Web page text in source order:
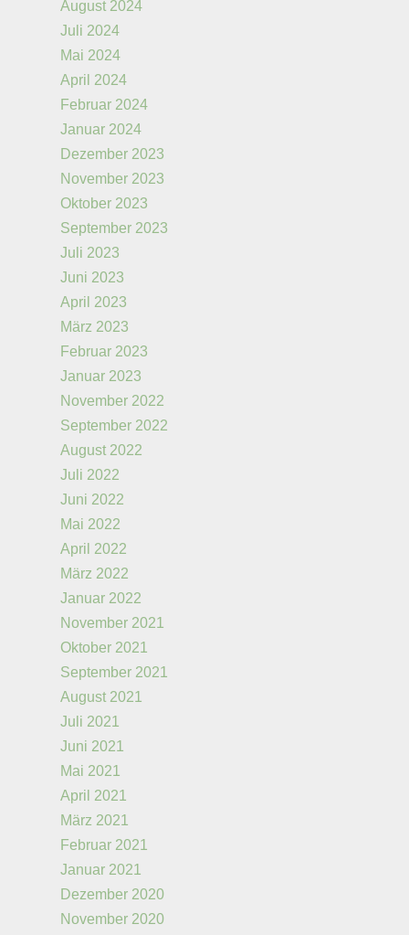
August 2024
Juli 2024
Mai 2024
April 2024
Februar 2024
Januar 2024
Dezember 2023
November 2023
Oktober 2023
September 2023
Juli 2023
Juni 2023
April 2023
März 2023
Februar 2023
Januar 2023
November 2022
September 2022
August 2022
Juli 2022
Juni 2022
Mai 2022
April 2022
März 2022
Januar 2022
November 2021
Oktober 2021
September 2021
August 2021
Juli 2021
Juni 2021
Mai 2021
April 2021
März 2021
Februar 2021
Januar 2021
Dezember 2020
November 2020